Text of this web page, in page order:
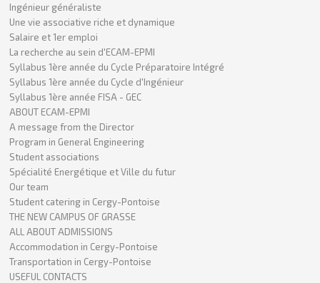
Ingénieur généraliste
Une vie associative riche et dynamique
Salaire et 1er emploi
La recherche au sein d'ECAM-EPMI
Syllabus 1ère année du Cycle Préparatoire Intégré
Syllabus 1ère année du Cycle d'Ingénieur
Syllabus 1ère année FISA - GEC
ABOUT ECAM-EPMI
A message from the Director
Program in General Engineering
Student associations
Spécialité Energétique et Ville du futur
Our team
Student catering in Cergy-Pontoise
THE NEW CAMPUS OF GRASSE
ALL ABOUT ADMISSIONS
Accommodation in Cergy-Pontoise
Transportation in Cergy-Pontoise
USEFUL CONTACTS